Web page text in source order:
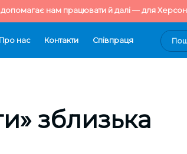
нам працювати й далі — для
Про нас Контакти Cпівпраця
зблизька